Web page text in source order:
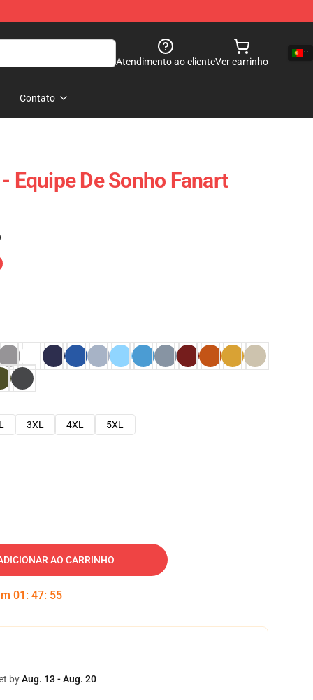
Atendimento ao clienteVer carrinho
Contato
Equipe De Sonho Fanart
3XL 4XL
5XL
AO CARRINHO
01 : 47: 54
byAug. 13 - Aug. 20